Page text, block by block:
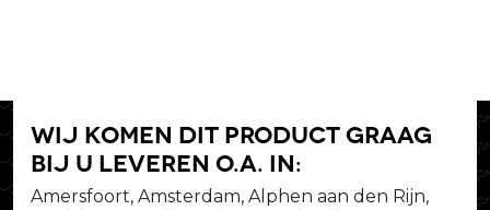
Wij komen dit product graag
bij u leveren o.a. in:
Amersfoort, Amsterdam, Alphen aan den Rijn,